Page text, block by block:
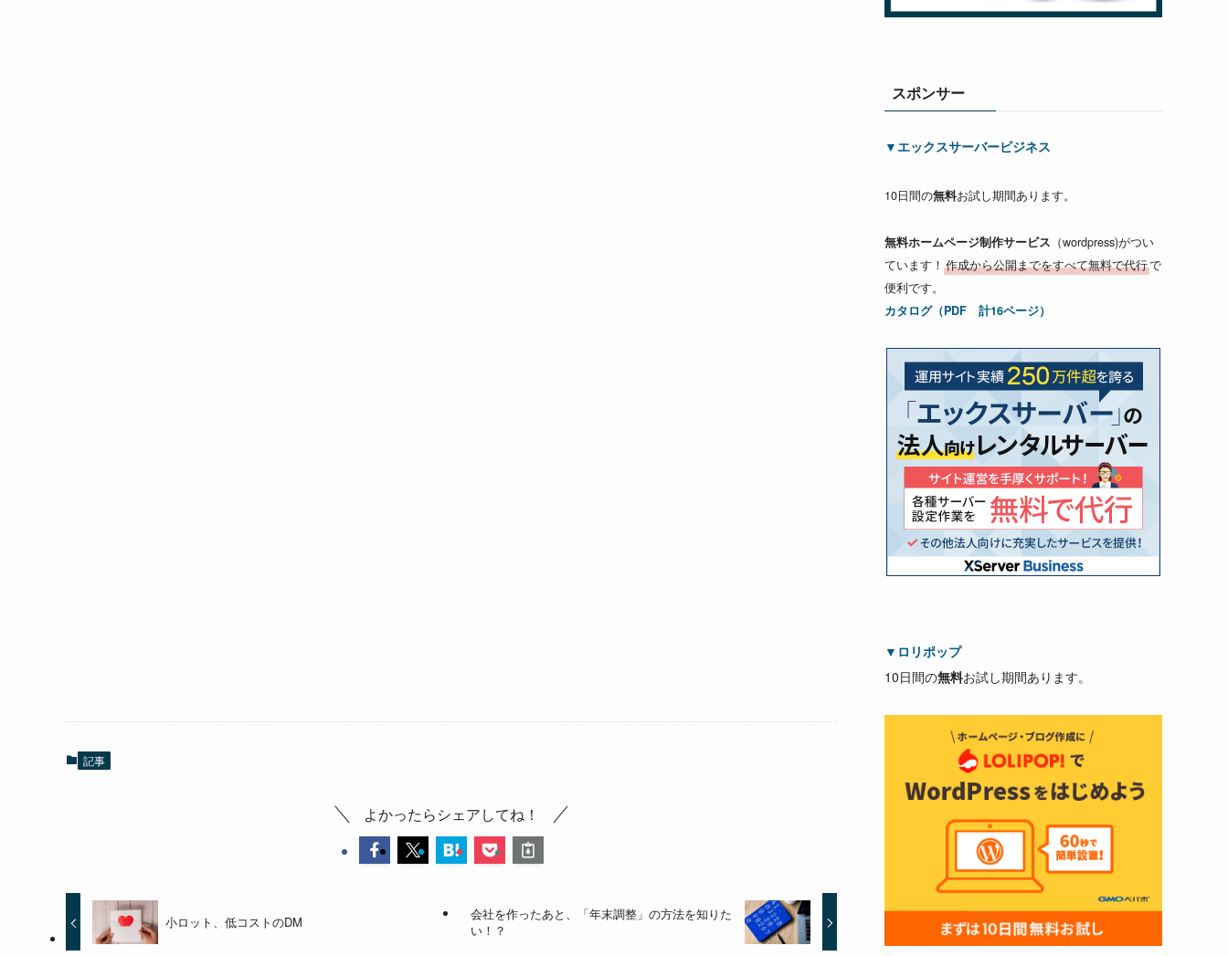
記事
よかったらシェアしてね！
小ロット、低コストのDM
会社を作ったあと、「年末調整」の方法を知りた
い！？
スポンサー
▼エックスサーバービジネス
10日間の無料お試し期間あります。
無料ホームページ制作サービス （wordpress)がつい
ています！ 作成から公開までをすべて無料で代行で
便利です。
カタログ（PDF 計16ページ）
▼ ロリポップ
10日間の無料お試し期間あります。